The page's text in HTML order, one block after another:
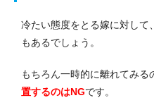
冷たい態度をとる嫁に対して
もあるでしょう。
もちろん一時的に離れてみる
置するのはNGです。